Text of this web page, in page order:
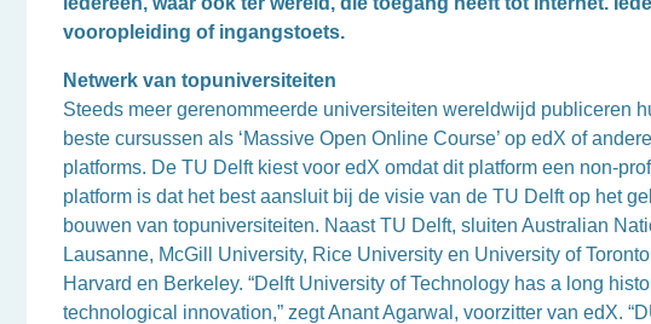
vooropleiding of ingangstoets.
Netwerk van topuniversiteiten
Steeds meer gerenommeerde universiteiten wereldwijd publiceren
beste cursussen als ‘Massive Open Online Course’ op edX of andere
platforms. De TU Delft kiest voor edX omdat dit platform een non-
platform is dat het best aansluit bij de visie van de TU Delft op het
bouwen van topuniversiteiten. Naast TU Delft, sluiten Australian
Lausanne, McGill University, Rice University en University of
Harvard en Berkeley. “Delft University of Technology has a long
technological innovation,” zegt Anant Agarwal, voorzitter van edX.